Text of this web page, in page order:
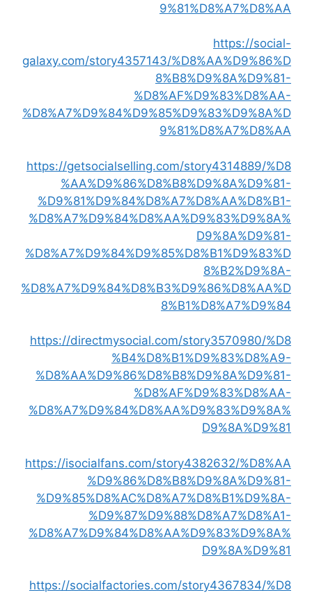
9%81%D8%A7%D8%AA
https://social-
galaxy.com/story4357143/%D8%AA%D9%86%D
8%B8%D9%8A%D9%81-
%D8%AF%D9%83%D8%AA-
%D8%A7%D9%84%D9%85%D9%83%D9%8A%D
9%81%D8%A7%D8%AA
https://getsocialselling.com/story4314889/%D8
%AA%D9%86%D8%B8%D9%8A%D9%81-
%D9%81%D9%84%D8%A7%D8%AA%D8%B1-
%D8%A7%D9%84%D8%AA%D9%83%D9%8A%
D9%8A%D9%81-
%D8%A7%D9%84%D9%85%D8%B1%D9%83%D
8%B2%D9%8A-
%D8%A7%D9%84%D8%B3%D9%86%D8%AA%D
8%B1%D8%A7%D9%84
https://directmysocial.com/story3570980/%D8
%B4%D8%B1%D9%83%D8%A9-
%D8%AA%D9%86%D8%B8%D9%8A%D9%81-
%D8%AF%D9%83%D8%AA-
%D8%A7%D9%84%D8%AA%D9%83%D9%8A%
D9%8A%D9%81
https://isocialfans.com/story4382632/%D8%AA
%D9%86%D8%B8%D9%8A%D9%81-
%D9%85%D8%AC%D8%A7%D8%B1%D9%8A-
%D9%87%D9%88%D8%A7%D8%A1-
%D8%A7%D9%84%D8%AA%D9%83%D9%8A%
D9%8A%D9%81
https://socialfactories.com/story4367834/%D8